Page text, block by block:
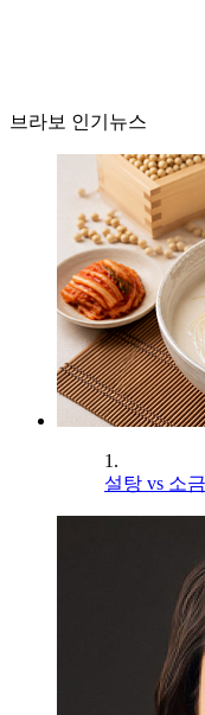
브라보 인기뉴스
1.
설탕 vs 소